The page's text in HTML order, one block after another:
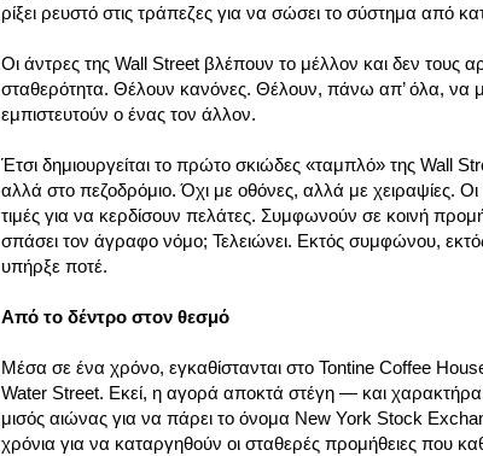
ρίξει ρευστό στις τράπεζες για να σώσει το σύστημα από
Οι άντρες της Wall Street βλέπουν το μέλλον και δεν τους
σταθερότητα. Θέλουν κανόνες. Θέλουν, πάνω απ’ όλα, να
εμπιστευτούν ο ένας τον άλλον.
Έτσι δημιουργείται το πρώτο σκιώδες «ταμπλό» της Wall
αλλά στο πεζοδρόμιο. Όχι με οθόνες, αλλά με χειραψίες. Οι
τιμές για να κερδίσουν πελάτες. Συμφωνούν σε κοινή
σπάσει τον άγραφο νόμο; Τελειώνει. Εκτός συμφώνου,
υπήρξε ποτέ.
Από το δέντρο στον θεσμό
Μέσα σε ένα χρόνο, εγκαθίστανται στο Tontine Coffee
Water Street. Εκεί, η αγορά αποκτά στέγη — και
μισός αιώνας για να πάρει το όνομα New York Stock
χρόνια για να καταργηθούν οι σταθερές προμήθειες που